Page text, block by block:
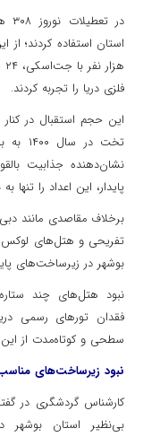
فلزی دریا را تجربه کردند.
نشان‌دهنده جذابیت
پایدار، این اعداد را
برخلاف مقاصدی مانند
تفریحی و هتل‌های لوکس
بوشهر در زیرساخت‌های
نبود هتل‌های چند
فقدان تورهای رسمی
سطحی و کوتاه‌مدت از
نبود زیرساخت‌های
کارشناس گردشگری در
بی‌نظیر استان بوشهر